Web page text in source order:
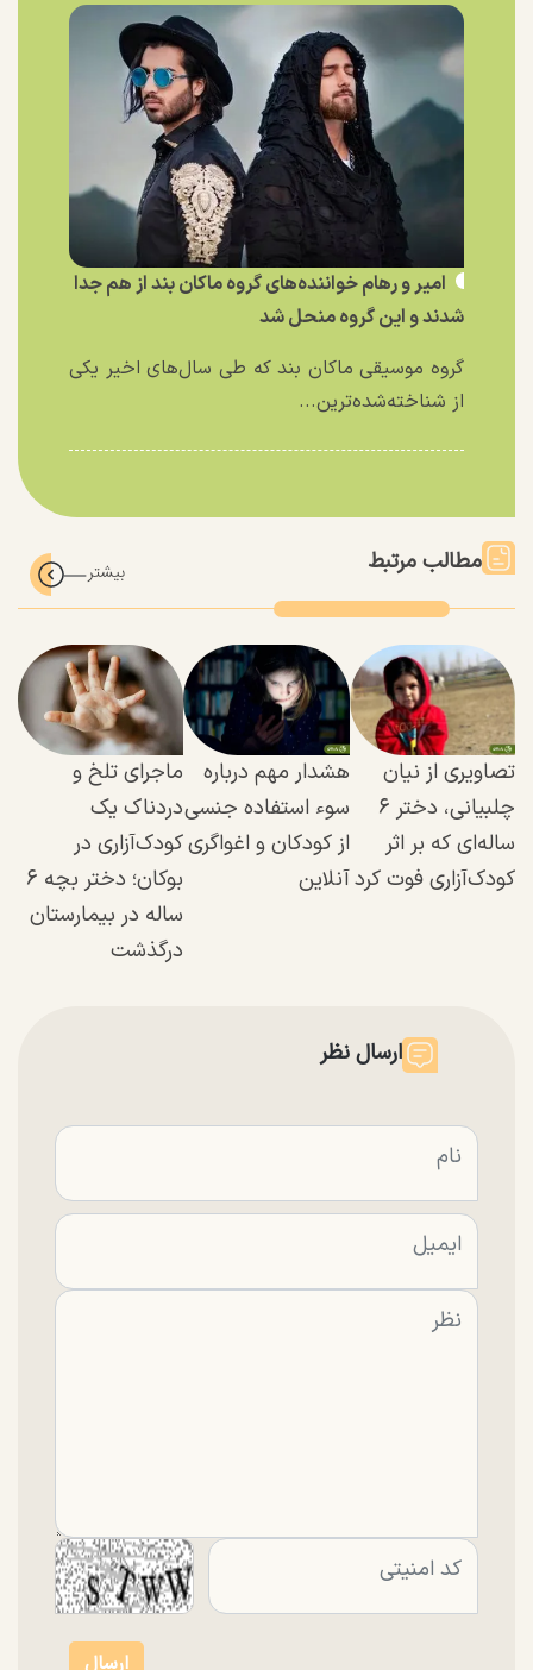
امیر و رهام خواننده‌های گروه ماکان بند از هم جدا
شدند و این گروه منحل شد
گروه موسیقی ماکان بند که طی سال‌های اخیر یکی
از شناخته‌شده‌ترین...
مطالب مرتبط
تصاویری از نیان
چلبیانی، دختر ۶
ساله‌ای که بر اثر
کودک‌آزاری فوت کرد
هشدار مهم درباره
سوء استفاده جنسی
از کودکان و اغواگری
آنلاین
ماجرای تلخ و
دردناک یک
کودک‌آزاری در
بوکان؛ دختر بچه ۶
ساله در بیمارستان
درگذشت
ارسال نظر